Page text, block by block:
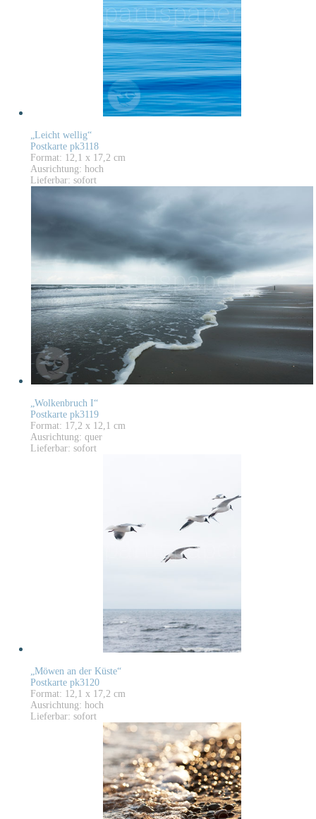
„Leicht wellig“
Postkarte pk3118
Format: 12,1 x 17,2 cm
Ausrichtung: hoch
Lieferbar: sofort
„Wolkenbruch I“
Postkarte pk3119
Format: 17,2 x 12,1 cm
Ausrichtung: quer
Lieferbar: sofort
„Möwen an der Küste“
Postkarte pk3120
Format: 12,1 x 17,2 cm
Ausrichtung: hoch
Lieferbar: sofort